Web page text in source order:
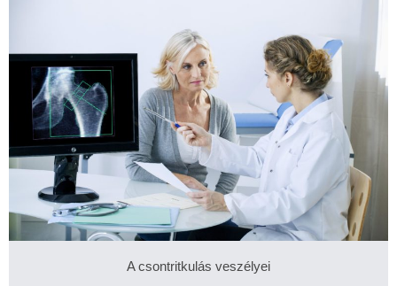
A csontritkulás veszélyei